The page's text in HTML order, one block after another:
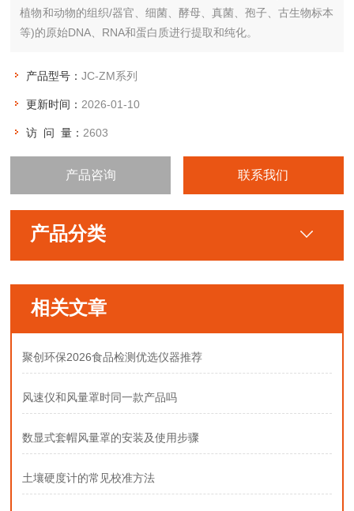
植物和动物的组织/器官、细菌、酵母、真菌、孢子、古生物标本
等)的原始DNA、RNA和蛋白质进行提取和纯化。
产品型号：JC-ZM系列
更新时间： 2026-01-10
访 问 量： 2603
产品咨询 联系我们
产品分类
相关文章
聚创环保2026食品检测优选仪器推荐
风速仪和风量罩时同一款产品吗
数显式套帽风量罩的安装及使用步骤
土壤硬度计的常见校准方法